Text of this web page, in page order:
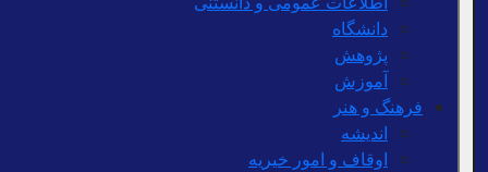
دانشگاه
پژوهش
آموزش
فرهنگ و هنر
اندیشه
اوقاف و امور خیریه